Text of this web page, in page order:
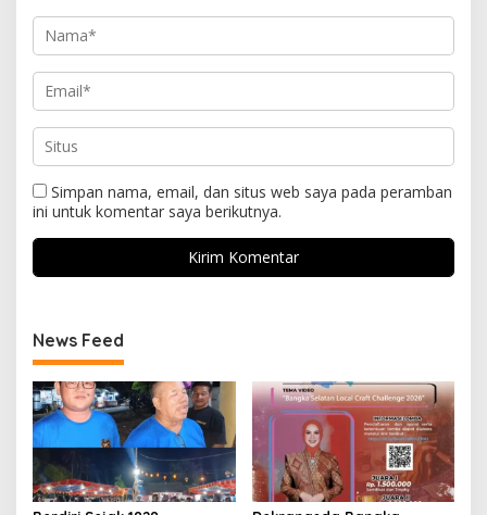
Simpan nama, email, dan situs web saya pada peramban
ini untuk komentar saya berikutnya.
News Feed